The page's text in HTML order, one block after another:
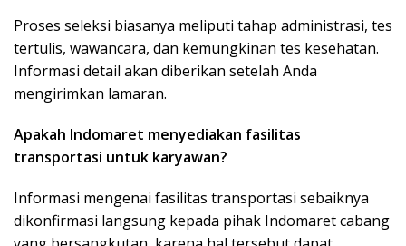
Proses seleksi biasanya meliputi tahap administrasi, tes
tertulis, wawancara, dan kemungkinan tes kesehatan.
Informasi detail akan diberikan setelah Anda
mengirimkan lamaran.
Apakah Indomaret menyediakan fasilitas
transportasi untuk karyawan?
Informasi mengenai fasilitas transportasi sebaiknya
dikonfirmasi langsung kepada pihak Indomaret cabang